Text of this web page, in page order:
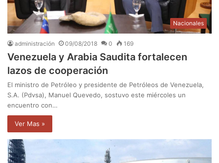
Nacionales
administración 09/08/2018 0 169
Venezuela y Arabia Saudita fortalecen
lazos de cooperación
El ministro de Petróleo y presidente de Petróleos de Venezuela,
S.A. (Pdvsa), Manuel Quevedo, sostuvo este miércoles un
encuentro con…
Ver Mas »